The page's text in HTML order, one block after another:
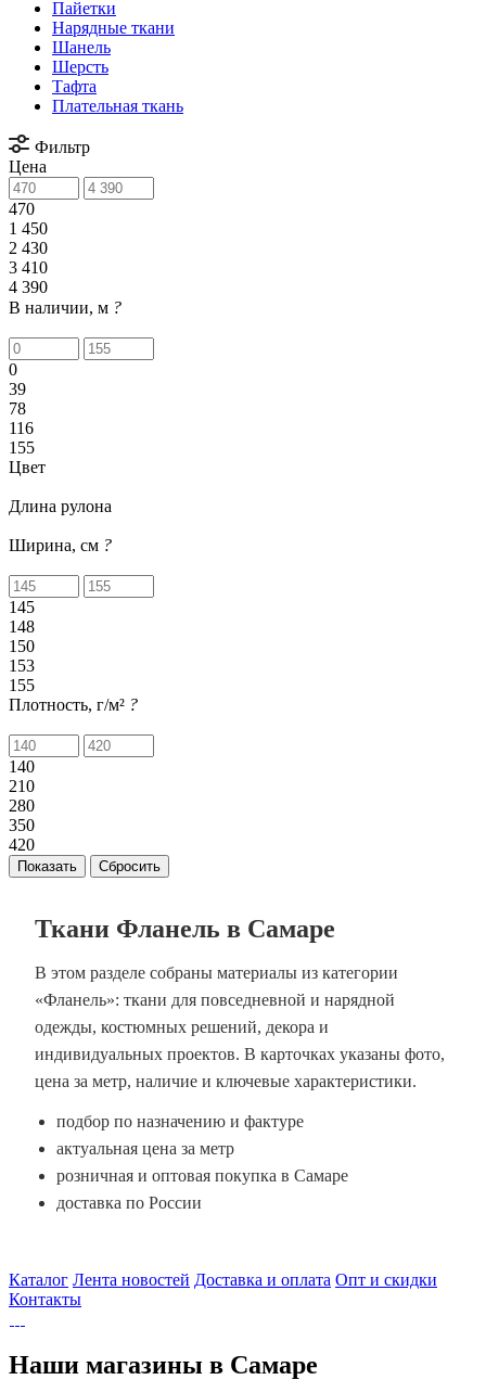
Пайетки
Нарядные ткани
Шанель
Шерсть
Тафта
Плательная ткань
Фильтр
Цена
470
1 450
2 430
3 410
4 390
В наличии, м ?
0
39
78
116
155
Цвет
Длина рулона
Ширина, см ?
145
148
150
153
155
Плотность, г/м² ?
140
210
280
350
420
Сбросить
Ткани Фланель в Самаре
В этом разделе собраны материалы из категории
«Фланель»: ткани для повседневной и нарядной
одежды, костюмных решений, декора и
индивидуальных проектов. В карточках указаны фото,
цена за метр, наличие и ключевые характеристики.
подбор по назначению и фактуре
актуальная цена за метр
розничная и оптовая покупка в Самаре
доставка по России
Каталог Лента новостей Доставка и оплата Опт и скидки
Контакты
Наши магазины в Самаре